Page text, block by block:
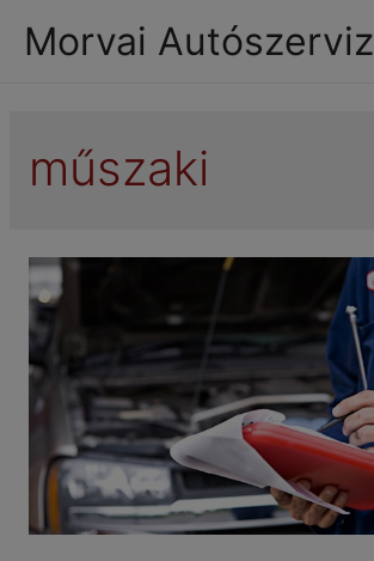
Morvai Autószerviz
műszaki